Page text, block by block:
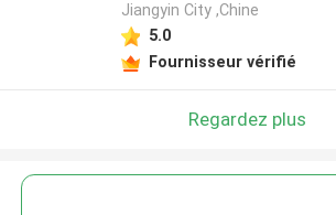
Jiangyin City ,Chine
5.0
Fournisseur vérifié
Regardez plus